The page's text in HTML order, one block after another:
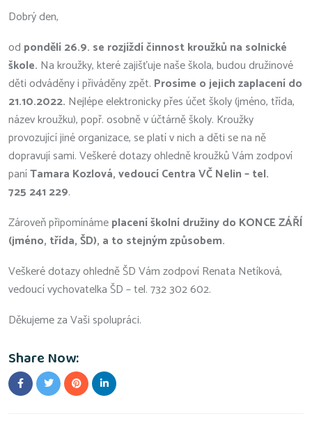
Dobrý den,
od pondělí 26.9. se rozjíždí činnost kroužků na solnické
škole. Na kroužky, které zajišťuje naše škola, budou družinové
děti odváděny i přiváděny zpět. Prosíme o jejich zaplacení do
21.10.2022. Nejlépe elektronicky přes účet školy (jméno, třída,
název kroužku), popř. osobně v účtárně školy. Kroužky
provozující jiné organizace, se platí v nich a děti se na ně
dopravují sami. Veškeré dotazy ohledně kroužků Vám zodpoví
paníTamara Kozlová, vedoucí Centra VČ Nelin – tel.
725 241 229.
Zároveň připomínámeplacení školní družiny do KONCE ZÁŘÍ
(jméno, třída, ŠD), a to stejným způsobem.
Veškeré dotazy ohledně ŠD Vám zodpoví Renata Netíková,
vedoucí vychovatelka ŠD – tel. 732 302 602.
Děkujeme za Vaši spolupráci.
Share Now: